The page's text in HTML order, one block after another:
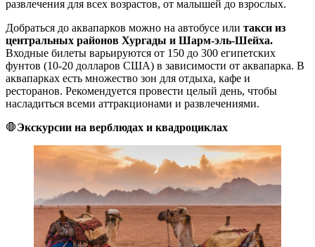
развлечения для всех возрастов, от малышей до взрослых.
Добраться до аквапарков можно на автобусе или такси из
центральных районов Хургады и Шарм-эль-Шейха.
Входные билеты варьируются от 150 до 300 египетских
фунтов (10-20 долларов США) в зависимости от аквапарка. В
аквапарках есть множество зон для отдыха, кафе и
ресторанов. Рекомендуется провести целый день, чтобы
насладиться всеми аттракционами и развлечениями.
🛑Экскурсии на верблюдах и квадроциклах